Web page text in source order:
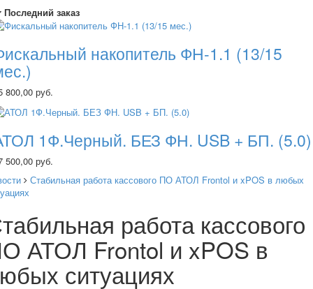
Последний заказ
накопитель ФН-1.1 (13/15
800,00 руб.
1Ф.Черный. БЕЗ ФН. USB + БП. (5.0)
500,00 руб.
Стабильная работа кассового ПО АТОЛ Frontol и xPOS в любых
работа кассового
АТОЛ Frontol и xPOS в
ситуациях